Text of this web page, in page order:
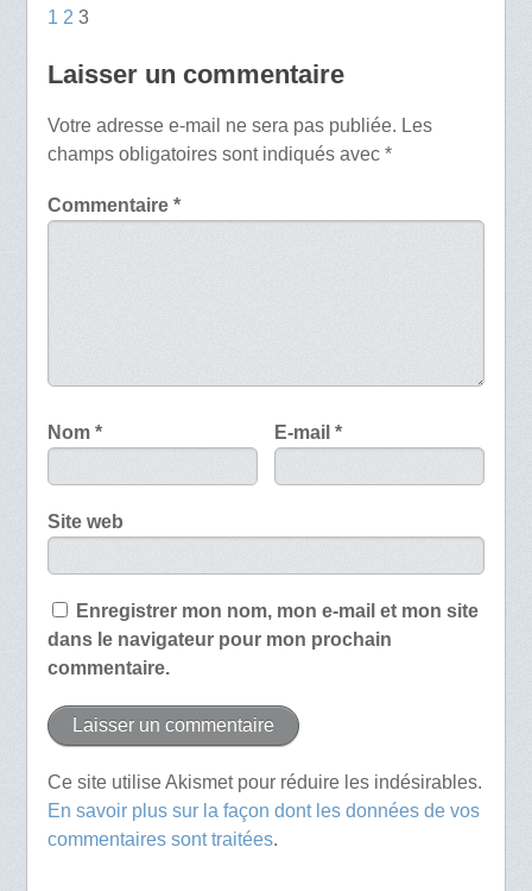
1 2 3
Laisser un commentaire
Votre adresse e-mail ne sera pas publiée. Les
champs obligatoires sont indiqués avec *
Commentaire *
Nom * E-mail*
Site web
Enregistrer mon nom, mon e-mail et mon site
dans le navigateur pour mon prochain
commentaire.
Ce site utilise Akismet pour réduire les indésirables.
En savoir plus sur la façon dont les données de vos
commentaires sont traitées.